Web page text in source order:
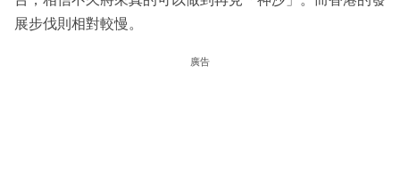
展步伐則相對較慢。
廣告